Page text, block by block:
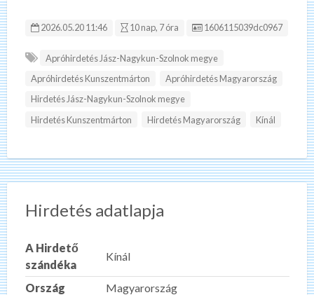
2026.05.20 11:46 10 nap, 7 óra Hirdetés ID:
1606115039dc0967
Apróhirdetés Jász-Nagykun-Szolnok megye
Apróhirdetés Kunszentmárton
Apróhirdetés Magyarország
Hirdetés Jász-Nagykun-Szolnok megye
Hirdetés Kunszentmárton
Hirdetés Magyarország Kínál
Hirdetés adatlapja
A Hirdető
szándéka
Kínál
Ország
Magyarország